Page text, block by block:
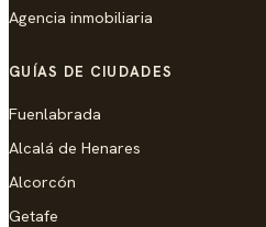
Agencia inmobiliaria
GUÍAS DE CIUDADES
Fuenlabrada
Alcalá de Henares
Alcorcón
Getafe